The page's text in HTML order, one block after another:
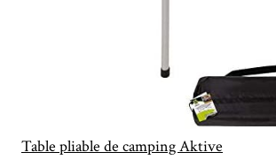
Table pliable de camping Aktive